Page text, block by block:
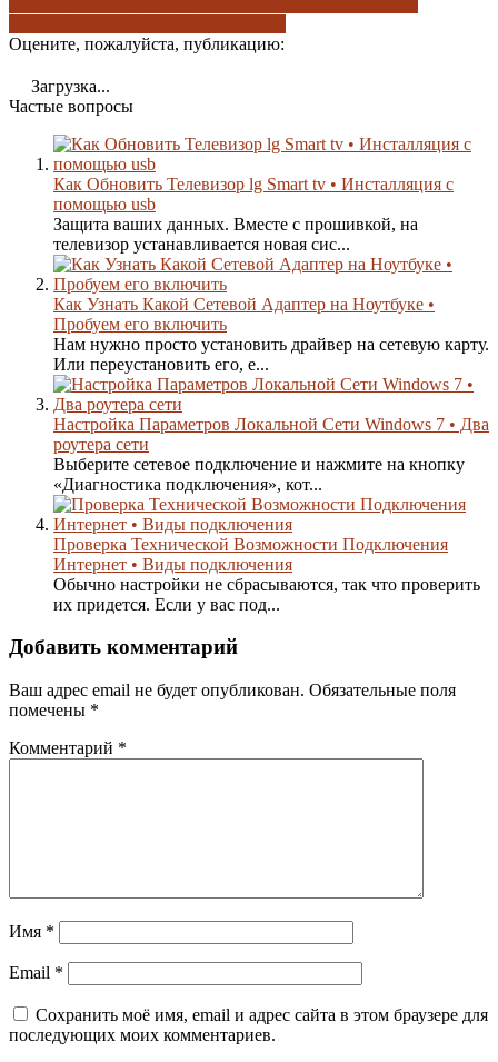
Оцените, пожалуйста, публикацию:
Загрузка...
Частые вопросы
Как Обновить Телевизор lg Smart tv • Инсталляция с
помощью usb
Защита ваших данных. Вместе с прошивкой, на
телевизор устанавливается новая сис...
Как Узнать Какой Сетевой Адаптер на Ноутбуке •
Пробуем его включить
Нам нужно просто установить драйвер на сетевую карту.
Или переустановить его, е...
Настройка Параметров Локальной Сети Windows 7 • Два
роутера сети
Выберите сетевое подключение и нажмите на кнопку
«Диагностика подключения», кот...
Проверка Технической Возможности Подключения
Интернет • Виды подключения
Обычно настройки не сбрасываются, так что проверить
их придется. Если у вас под...
Добавить комментарий
Ваш адрес email не будет опубликован. Обязательные поля
помечены *
Комментарий *
Имя *
Email *
Сохранить моё имя, email и адрес сайта в этом браузере для
последующих моих комментариев.